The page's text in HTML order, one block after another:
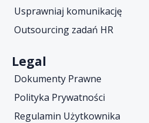
Usprawniaj komunikację
Outsourcing zadań HR
Legal
Dokumenty Prawne
Polityka Prywatności
Regulamin Użytkownika